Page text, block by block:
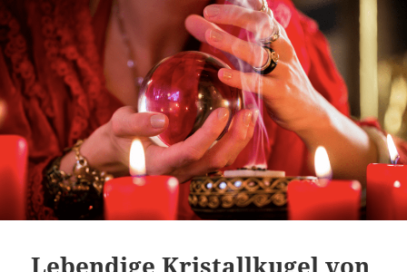
Lebendige Kristallkugel von